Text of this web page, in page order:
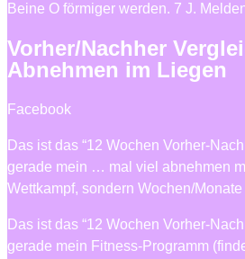
Beine O förmiger werden. 7 J.
Vorher/Nachher
Abnehmen im Liegen
Facebook
Das ist das “12 Wochen Vorher-
gerade mein … mal viel abnehmen
Wettkampf, sondern Wochen/
Das ist das “12 Wochen Vorher-
gerade mein Fitness-Programm